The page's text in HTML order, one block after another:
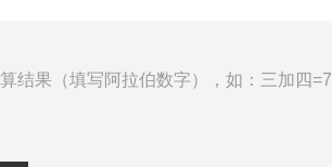
结果（填写阿拉伯数字），如：三加四=7